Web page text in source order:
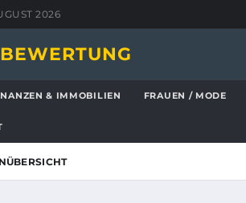
2026
& IMMOBILIEN FRAUEN / MODE